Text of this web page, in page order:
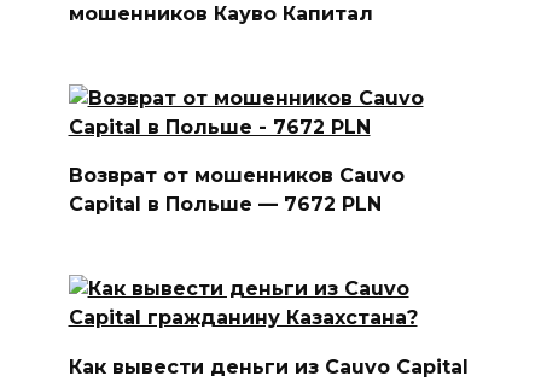
мошенников Кауво Капитал
Возврат от мошенников Cauvo
Capital в Польше — 7672 PLN
Как вывести деньги из Cauvo Capital